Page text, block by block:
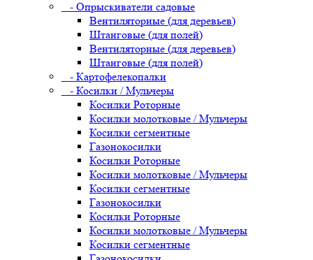
- Опрыскиватели садовые
Вентиляторные (для деревьев)
Штанговые (для полей)
Вентиляторные (для деревьев)
Штанговые (для полей)
- Картофелекопалки
- Косилки / Мульчеры
Косилки Роторные
Косилки молотковые / Мульчеры
Косилки сегментные
Газонокосилки
Косилки Роторные
Косилки молотковые / Мульчеры
Косилки сегментные
Газонокосилки
Косилки Роторные
Косилки молотковые / Мульчеры
Косилки сегментные